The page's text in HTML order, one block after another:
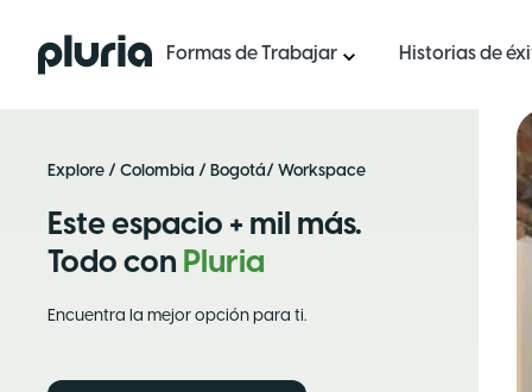
Logo Pluria Formas de Trabajar Historias de
Explore / Colombia / Bogotá/ Workspace
Este espacio + mil más.
Todo con Pluria
Encuentra la mejor opción para ti.